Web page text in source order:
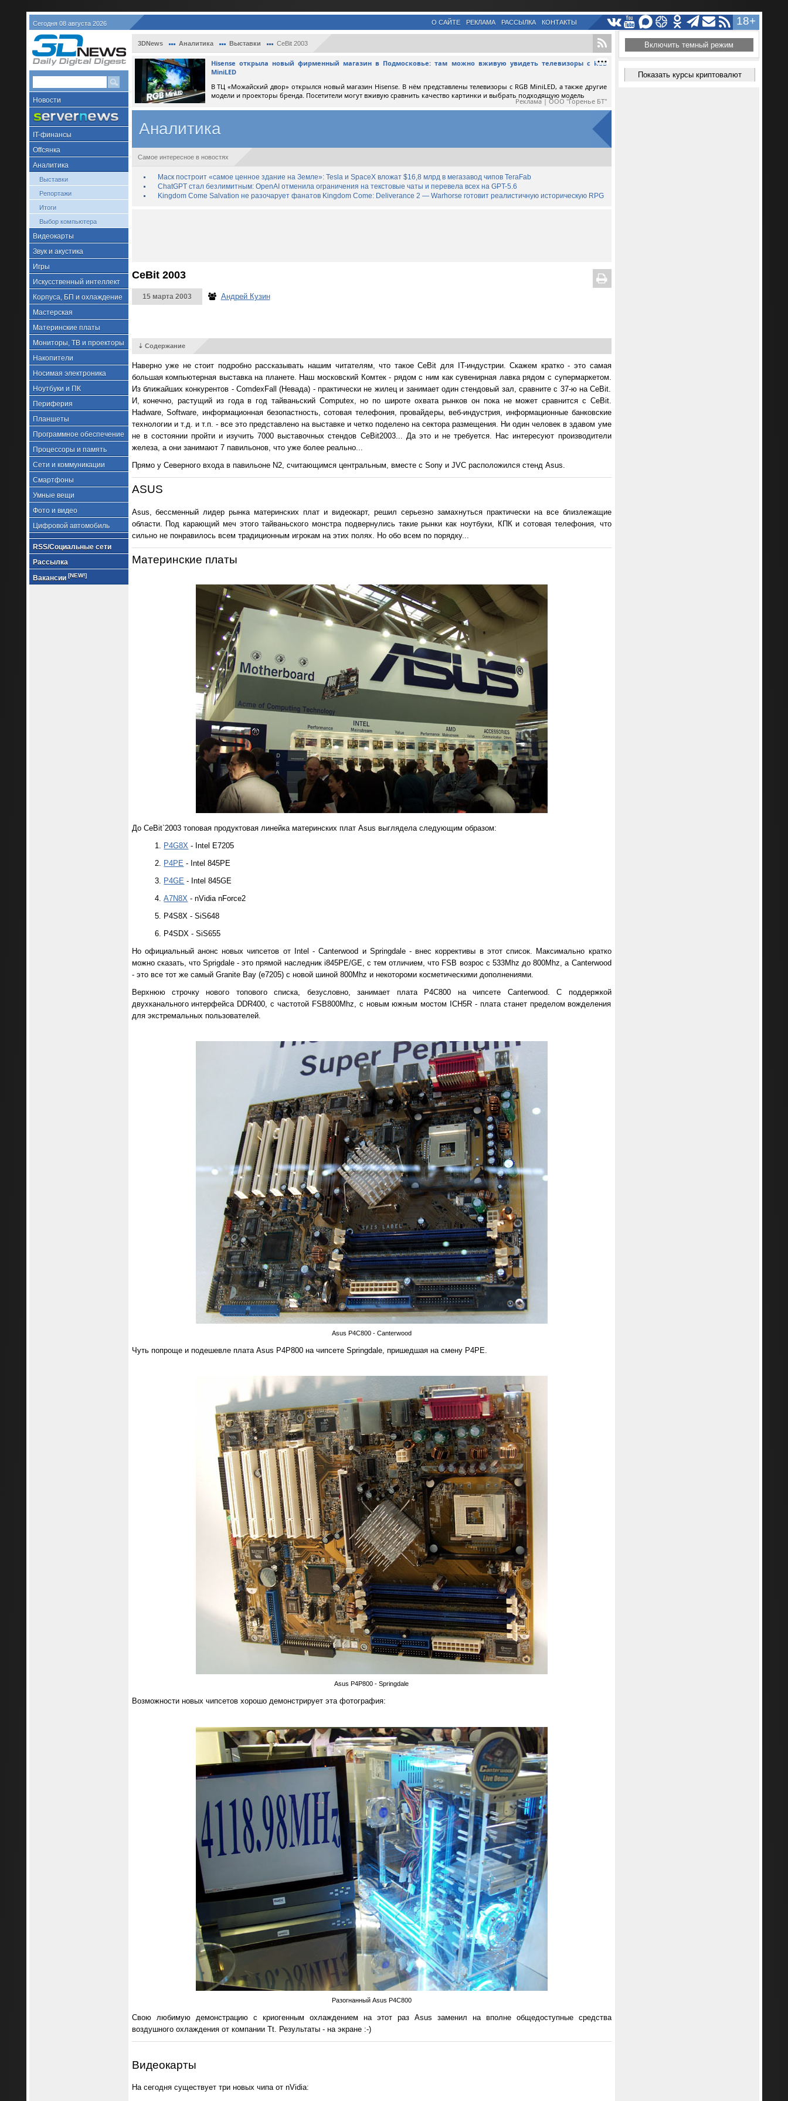
Сегодня 08 августа 2026 18+
О САЙТЕ РЕКЛАМА РАССЫЛКА КОНТАКТЫ
Новости
IT-финансы
Offсянка
Аналитика
Выставки
Репортажи
Итоги
Выбор компьютера
Видеокарты
Звук и акустика
Игры
Искусственный интеллект
Корпуса, БП и охлаждение
Мастерская
Материнские платы
Мониторы, ТВ и проекторы
Накопители
Носимая электроника
Ноутбуки и ПК
Периферия
Планшеты
Программное обеспечение
Процессоры и память
Сети и коммуникации
Смартфоны
Умные вещи
Фото и видео
Цифровой автомобиль
RSS/Социальные сети
Рассылка
Вакансии [NEW!]
3DNews Аналитика Выставки CeBit 2003
Hisense открыла новый фирменный магазин в Подмосковье: там можно вживую увидеть телевизоры с RGB
MiniLED
В ТЦ «Можайский двор» открылся новый магазин Hisense. В нём представлены телевизоры с RGB MiniLED, а также другие
модели и проекторы бренда. Посетители могут вживую сравнить качество картинки и выбрать подходящую модель
Реклама | ООО "Горенье БТ"
Аналитика
Самое интересное в новостях
Маск построит «самое ценное здание на Земле»: Tesla и SpaceX вложат $16,8 млрд в мегазавод чипов TeraFab
ChatGPT стал безлимитным: OpenAI отменила ограничения на текстовые чаты и перевела всех на GPT-5.6
Kingdom Come Salvation не разочарует фанатов Kingdom Come: Deliverance 2 — Warhorse готовит реалистичную историческую RPG
CeBit 2003
15 марта 2003 Андрей Кузин
⇣ Содержание
Наверно уже не стоит подробно рассказывать нашим читателям, что такое CeBit для IT-индустрии. Скажем кратко - это самая
большая компьютерная выставка на планете. Наш московский Комтек - рядом с ним как сувенирная лавка рядом с супермаркетом.
Из ближайших конкурентов - ComdexFall (Невада) - практически не жилец и занимает один стендовый зал, сравните с 37-ю на CeBit.
И, конечно, растущий из года в год тайваньский Computex, но по широте охвата рынков он пока не может сравнится с CeBit.
Hadware, Software, информационная безопастность, сотовая телефония, провайдеры, веб-индустрия, информационные банковские
технологии и т.д. и т.п. - все это представлено на выставке и четко поделено на сектора размещения. Ни один человек в здавом уме
не в состоянии пройти и изучить 7000 выставочных стендов CeBit2003... Да это и не требуется. Нас интересуют производители
железа, а они занимают 7 павильонов, что уже более реально...
Прямо у Северного входа в павильоне N2, считающимся центральным, вместе с Sony и JVC расположился стенд Asus.
ASUS
Asus, бессменный лидер рынка материнских плат и видеокарт, решил серьезно замахнуться практически на все близлежащие
области. Под карающий меч этого тайваньского монстра подвернулись такие рынки как ноутбуки, КПК и сотовая телефония, что
сильно не понравилось всем традиционным игрокам на этих полях. Но обо всем по порядку...
Материнские платы
До CeBit`2003 топовая продуктовая линейка материнских плат Asus выглядела следующим образом:
P4G8X - Intel E7205
P4PE - Intel 845PE
P4GE - Intel 845GE
A7N8X - nVidia nForce2
P4S8X - SiS648
P4SDX - SiS655
Но официальный анонс новых чипсетов от Intel - Canterwood и Springdale - внес коррективы в этот список. Максимально кратко
можно сказать, что Sprigdale - это прямой наследник i845PE/GE, с тем отличием, что FSB возрос с 533Mhz до 800Mhz, а Canterwood
- это все тот же самый Granite Bay (e7205) с новой шиной 800Mhz и некотороми косметическими дополнениями.
Верхнюю строчку нового топового списка, безусловно, занимает плата P4C800 на чипсете Canterwood. С поддержкой
двухканального интерфейса DDR400, с частотой FSB800Mhz, с новым южным мостом ICH5R - плата станет пределом вожделения
для экстремальных пользователей.
Asus P4C800 - Canterwood
Чуть попроще и подешевле плата Asus P4P800 на чипсете Springdale, пришедшая на смену P4PE.
Asus P4P800 - Springdale
Возможности новых чипсетов хорошо демонстрирует эта фотография:
Разогнанный Asus P4C800
Свою любимую демонстрацию с криогенным охлаждением на этот раз Asus заменил на вполне общедоступные средства
воздушного охлаждения от компании Tt. Результаты - на экране :-)
Видеокарты
На сегодня существует три новых чипа от nVidia:
Включить темный режим
Показать курсы криптовалют